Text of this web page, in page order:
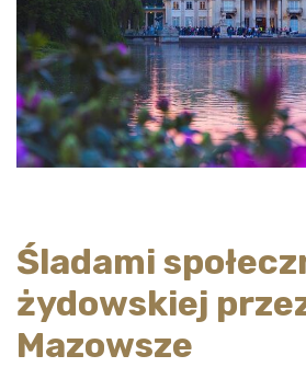
Śladami
żydowskiej
Mazowsze